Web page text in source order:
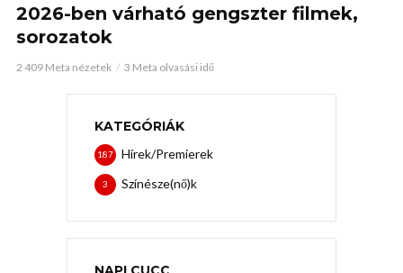
2026-ben várható gengszter filmek,
sorozatok
2 409 Meta nézetek 3 Meta olvasási idő
KATEGÓRIÁK
Hírek/Premierek
187
Színésze(nő)k
3